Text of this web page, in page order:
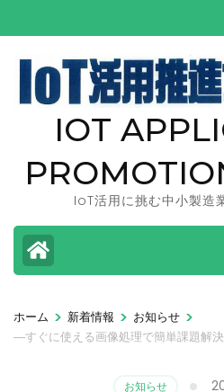
ン
(Enter
す)
IOT
IoT活用に挑む中小製造
ホーム > 新着情報 > お知らせ >
―すぐに使える画像処理で簡単課題解
お知らせ